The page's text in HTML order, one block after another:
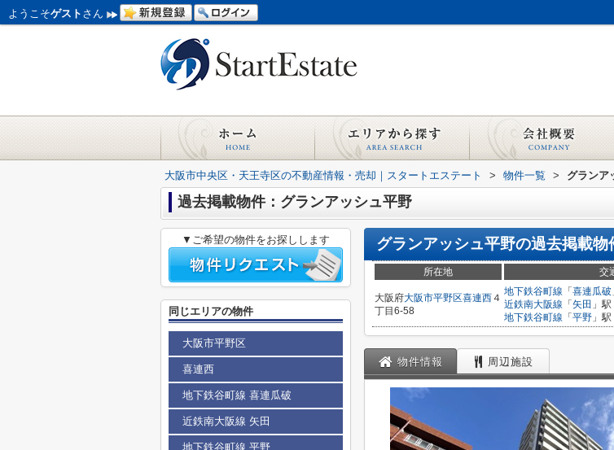
ようこそゲスト さん
大阪市中央区・天王寺区の不動産情報・売却｜スタートエステート > 物件一覧 > グランア
過去掲載物件：グランアッシュ平野
グランアッシュ平野の過去掲載物
所在地 交
大阪府大阪市平野区喜連西４
丁目6-58
地下鉄谷町線 「 喜連瓜破
近鉄南大阪線 「 矢田 」
地下鉄谷町線 「 平野 」
物件情報 周辺施設
▼ご希望の物件をお探しします
同じエリアの物件
大阪市平野区
喜連西
地下鉄谷町線 喜連瓜破
近鉄南大阪線 矢田
地下鉄谷町線 平野